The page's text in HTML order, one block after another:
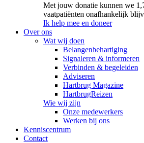
Met jouw donatie kunnen we
vaatpatiënten onafhankelijk
Ik help mee en doneer
Over ons
Wat wij doen
Belangenbehartiging
Signaleren & informeren
Verbinden & begeleiden
Adviseren
Hartbrug Magazine
HartbrugReizen
Wie wij zijn
Onze medewerkers
Werken bij ons
Kenniscentrum
Contact